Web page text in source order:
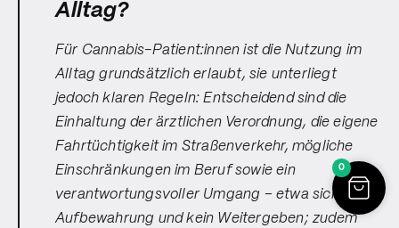
Alltag?
Für Cannabis-Patient:innen ist die Nutzung im
Alltag grundsätzlich erlaubt, sie unterliegt
jedoch klaren Regeln: Entscheidend sind die
Einhaltung der ärztlichen Verordnung, die eigene
Fahrtüchtigkeit im Straßenverkehr, mögliche
Einschränkungen im Beruf sowie ein
verantwortungsvoller Umgang – etwa sichere
Aufbewahrung und kein Weitergeben; zudem
0